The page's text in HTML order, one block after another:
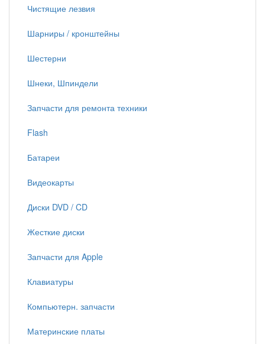
Чистящие лезвия
Шарниры / кронштейны
Шестерни
Шнеки, Шпиндели
Запчасти для ремонта техники
Flash
Батареи
Видеокарты
Диски DVD / CD
Жесткие диски
Запчасти для Apple
Клавиатуры
Компьютерн. запчасти
Материнские платы